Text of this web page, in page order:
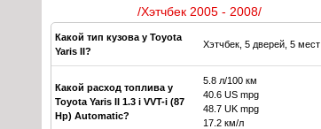
/Хэтчбек 2005 - 2008/
Какой тип кузова у Toyota
Yaris II?
Хэтчбек, 5 дверей, 5 мест
Какой расход топлива у
Toyota Yaris II 1.3 i VVT-i (87
Hp) Automatic?
5.8 л/100 км
40.6 US mpg
48.7 UK mpg
17.2 км/л